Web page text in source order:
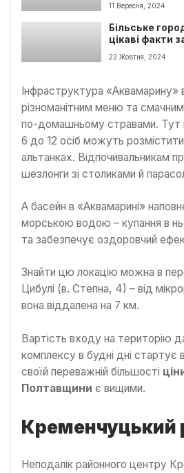
11 Вересня, 2024
Більське
цікаві факти
22 Жовтня, 2024
Інфраструктура
різноманітним меню та
по-домашньому стравами. Тут
6 до 12 осіб можуть
альтанках. Відпочивальникам
шезлонги зі столиками й
А басейн в «Аквамарині»
морською водою – купання в
та забезпечує оздоровчий
Знайти цю локацію можна в
Цибулі (в. Степна, 4) – від
вона віддалена на 7 км.
Вартість входу на територію
комплексу в будні дні стартує
своїй переважній більшості
Полтавщини є вищими.
Кременчуцький
Неподалік районного центру